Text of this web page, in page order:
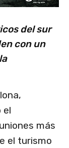
del sur
con un
el
más
el turismo